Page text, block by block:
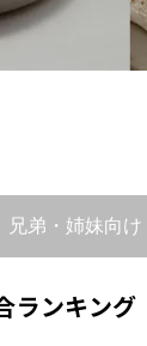
兄弟・姉妹向け
ランキング